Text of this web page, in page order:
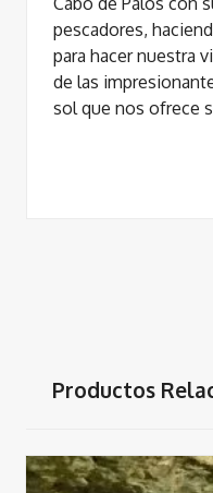
pescadores,
para hacer nuestra
de las
sol que nos ofrece
Productos